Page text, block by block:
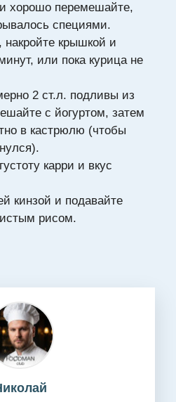
хорошо перемешайте,
специями.
накройте крышкой и
или пока курица не
2 ст.л. подливы из
с йогуртом, затем
в кастрюлю (чтобы
карри и вкус
кинзой и подавайте
рисом.